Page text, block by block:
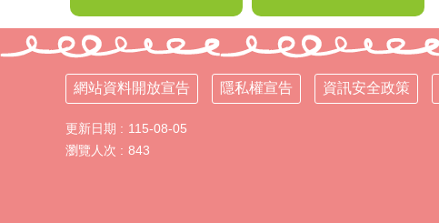
網站資料開放宣告 隱私權宣告 資訊安全政策
更新日期
115-08-05
瀏覽人次
843